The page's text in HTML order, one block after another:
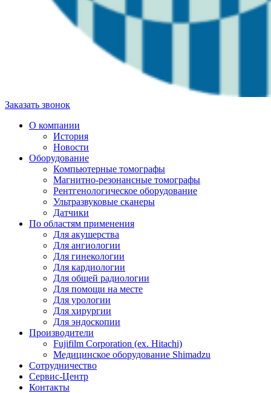
Заказать звонок
О компании
История
Новости
Оборудование
Компьютерные томографы
Магнитно-резонансные томографы
Рентгенологическое оборудование
Ультразвуковые сканеры
Датчики
По областям применения
Для акушерства
Для ангиологии
Для гинекологии
Для кардиологии
Для общей радиологии
Для помощи на месте
Для урологии
Для хирургии
Для эндоскопии
Производители
Fujifilm Corporation (ex. Hitachi)
Медицинское оборудование Shimadzu
Сотрудничество
Сервис-Центр
Контакты